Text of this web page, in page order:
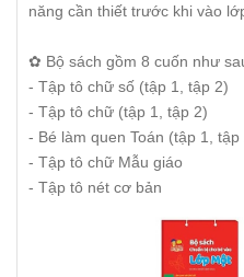
năng cần thiết trước khi vào
✿ Bộ sách gồm 8 cuốn như
- Tập tô chữ số (tập 1, tập 2)
- Tập tô chữ (tập 1, tập 2)
- Bé làm quen Toán (tập 1, tập
- Tập tô chữ Mẫu giáo
- Tập tô nét cơ bản